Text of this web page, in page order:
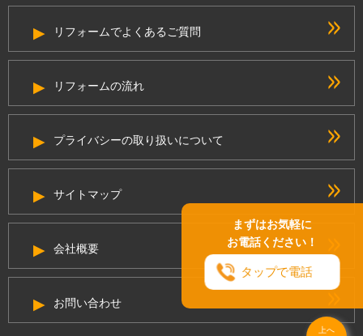
まずはお気軽に
お電話ください！
タップで電話
上へ
リフォームでよくあるご質問
リフォームの流れ
プライバシーの取り扱いについて
サイトマップ
会社概要
お問い合わせ